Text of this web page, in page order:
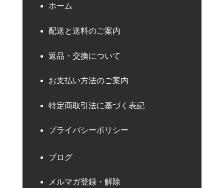
ホーム
配送と送料のご案内
返品・交換について
お支払い方法のご案内
特定商取引法に基づく表記
プライバシーポリシー
ブログ
メルマガ登録・解除